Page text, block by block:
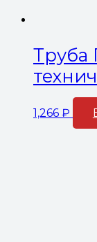
Труба
1,266 ₽